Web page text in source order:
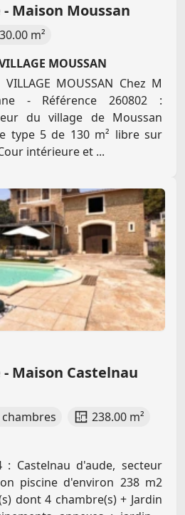
- Maison Moussan
m²
MOUSSAN
MOUSSAN Chez M
- Référence 260802 :
du village de Moussan
type 5 de 130 m² libre sur
intérieure et ...
- Maison Castelnau
chambres
238.00 m²
: Castelnau d'aude, secteur
piscine d'environ 238 m2
dont 4 chambre(s) + Jardin